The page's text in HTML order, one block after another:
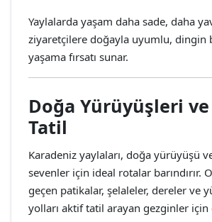
Yaylalarda yaşam daha sade, daha
ziyaretçilere doğayla uyumlu, dingin
yaşama fırsatı sunar.
Doğa Yürüyüşleri
Tatil
Karadeniz yaylaları, doğa yürüyüşü
sevenler için ideal rotalar barındırır.
geçen patikalar, şelaleler, dereler ve
yolları aktif tatil arayan gezginler için